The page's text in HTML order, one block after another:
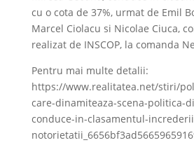
cu o cota de 37%, urmat de Emil
Marcel Ciolacu si Nicolae Ciuca,
realizat de INSCOP, la comanda
Pentru mai multe detalii:
https://www.realitatea.net/stiri/
care-dinamiteaza-scena-politica-
conduce-in-clasamentul-